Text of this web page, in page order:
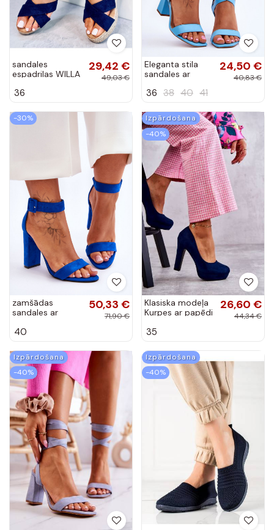
sandales
espadrilas WILLA
29,42 €
49,03 €
36
Eleganta stila
sandales ar
24,50 €
40,83 €
36 38 40 41
-30%
zamšādas
sandales ar
krāsas Jacqueline
50,33 €
71,90 €
40
Izpārdošana
-40%
Klasiska modeļa
Kurpes ar papēdi
Soro
26,60 €
44,34 €
35
Izpārdošana
-40%
Izpārdošana
-40%